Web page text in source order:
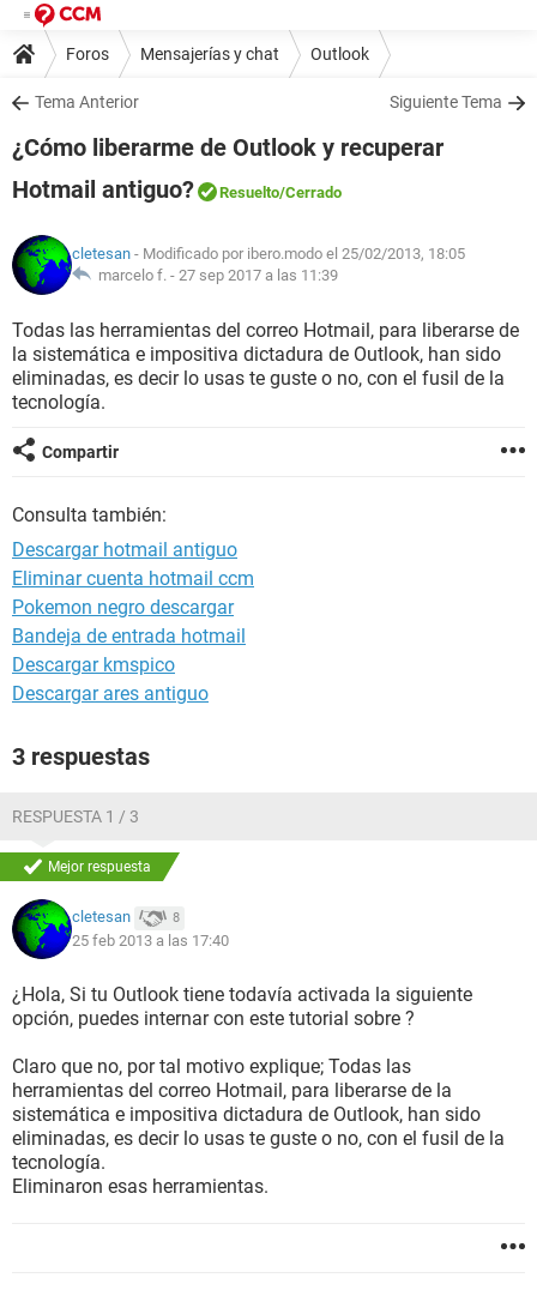
Foros Mensajerías y chat Outlook
Tema Anterior Siguiente Tema
¿Cómo liberarme de Outlook y recuperar
Hotmail antiguo?
Resuelto/Cerrado
cletesan - Modificado por ibero.modo el 25/02/2013, 18:05
marcelo f. - 27 sep 2017 a las 11:39
Todas las herramientas del correo Hotmail, para liberarse de
la sistemática e impositiva dictadura de Outlook, han sido
eliminadas, es decir lo usas te guste o no, con el fusil de la
tecnología.
Compartir
Consulta también:
Descargar hotmail antiguo
Eliminar cuenta hotmail ccm
Pokemon negro descargar
Bandeja de entrada hotmail
Descargar kmspico
Descargar ares antiguo
3 respuestas
RESPUESTA 1 / 3
Mejor respuesta
cletesan 8
25 feb 2013 a las 17:40
¿Hola, Si tu Outlook tiene todavía activada la siguiente
opción, puedes internar con este tutorial sobre ?
Claro que no, por tal motivo explique; Todas las
herramientas del correo Hotmail, para liberarse de la
sistemática e impositiva dictadura de Outlook, han sido
eliminadas, es decir lo usas te guste o no, con el fusil de la
tecnología.
Eliminaron esas herramientas.